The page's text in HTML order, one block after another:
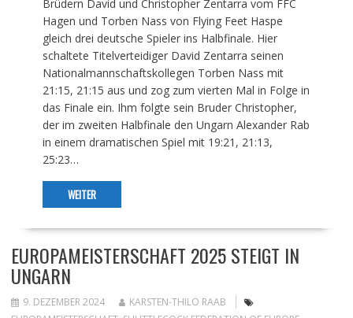
Brüdern David und Christopher Zentarra vom FFC
Hagen und Torben Nass von Flying Feet Haspe
gleich drei deutsche Spieler ins Halbfinale. Hier
schaltete Titelverteidiger David Zentarra seinen
Nationalmannschaftskollegen Torben Nass mit
21:15, 21:15 aus und zog zum vierten Mal in Folge in
das Finale ein. Ihm folgte sein Bruder Christopher,
der im zweiten Halbfinale den Ungarn Alexander Rab
in einem dramatischen Spiel mit 19:21, 21:13,
25:23…
WEITER
EUROPAMEISTERSCHAFT 2025 STEIGT IN
UNGARN
9. DEZEMBER 2024
KARSTEN-THILO RAAB